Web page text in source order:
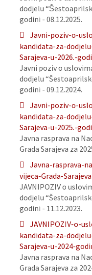
dodjelu
godini - 08.12.2025.
Javni-poziv-o-
kandidata-za-
Sarajeva-u-2026.-
Javni poziv o
dodjelu
godini - 09.12.2024.
Javni-poziv-o-
kandidata-za-
Sarajeva-u-2025.-
Javna rasprava na
Grada Sarajeva za
Javna-rasprava-
vijeca-Grada-
JAVNIPOZIV o
dodjelu
godini - 11.12.2023.
JAVNIPOZIV-o-
kandidata-za-
Sarajeva-u-2024-
Javna rasprava na
Grada Sarajeva za